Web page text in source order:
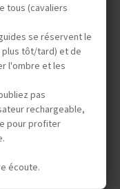
tous (cavaliers
se réservent le
tôt/tard) et de
l'ombre et les
pas
rechargeable,
pour profiter
écoute.